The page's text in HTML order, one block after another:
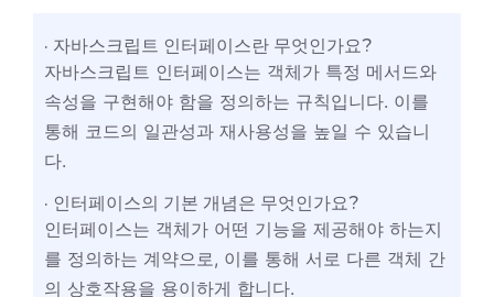
자바스크립트 인터페이스란 무엇인가요?
자바스크립트 인터페이스는 객체가 특정 메서드와
속성을 구현해야 함을 정의하는 규칙입니다. 이를
통해 코드의 일관성과 재사용성을 높일 수 있습니
다.
인터페이스의 기본 개념은 무엇인가요?
인터페이스는 객체가 어떤 기능을 제공해야 하는지
를 정의하는 계약으로, 이를 통해 서로 다른 객체 간
의 상호작용을 용이하게 합니다.